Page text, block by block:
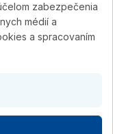
v roku
výrobcom
zabezpečenia
médií a
a spracovaním